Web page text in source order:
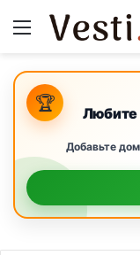
Menu
🏆 Любите
Добавьте